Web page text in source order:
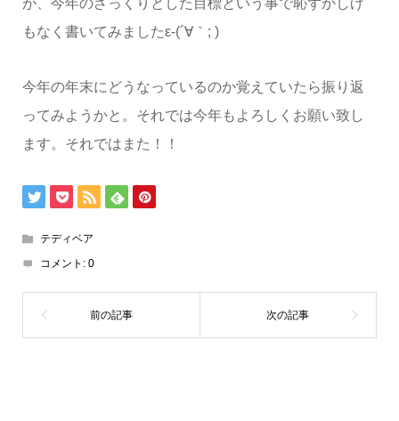
もなく書いてみましたε-(´∀｀; )
今年の年末にどうなっているのか覚えていたら振り返
ってみようかと。それでは今年もよろしくお願い致し
ます。それではまた！！
テディベア
コメント: 0